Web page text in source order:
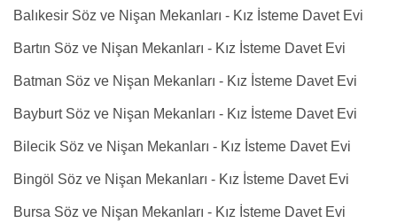
Balıkesir Söz ve Nişan Mekanları - Kız İsteme Davet Evi
Bartın Söz ve Nişan Mekanları - Kız İsteme Davet Evi
Batman Söz ve Nişan Mekanları - Kız İsteme Davet Evi
Bayburt Söz ve Nişan Mekanları - Kız İsteme Davet Evi
Bilecik Söz ve Nişan Mekanları - Kız İsteme Davet Evi
Bingöl Söz ve Nişan Mekanları - Kız İsteme Davet Evi
Bursa Söz ve Nişan Mekanları - Kız İsteme Davet Evi